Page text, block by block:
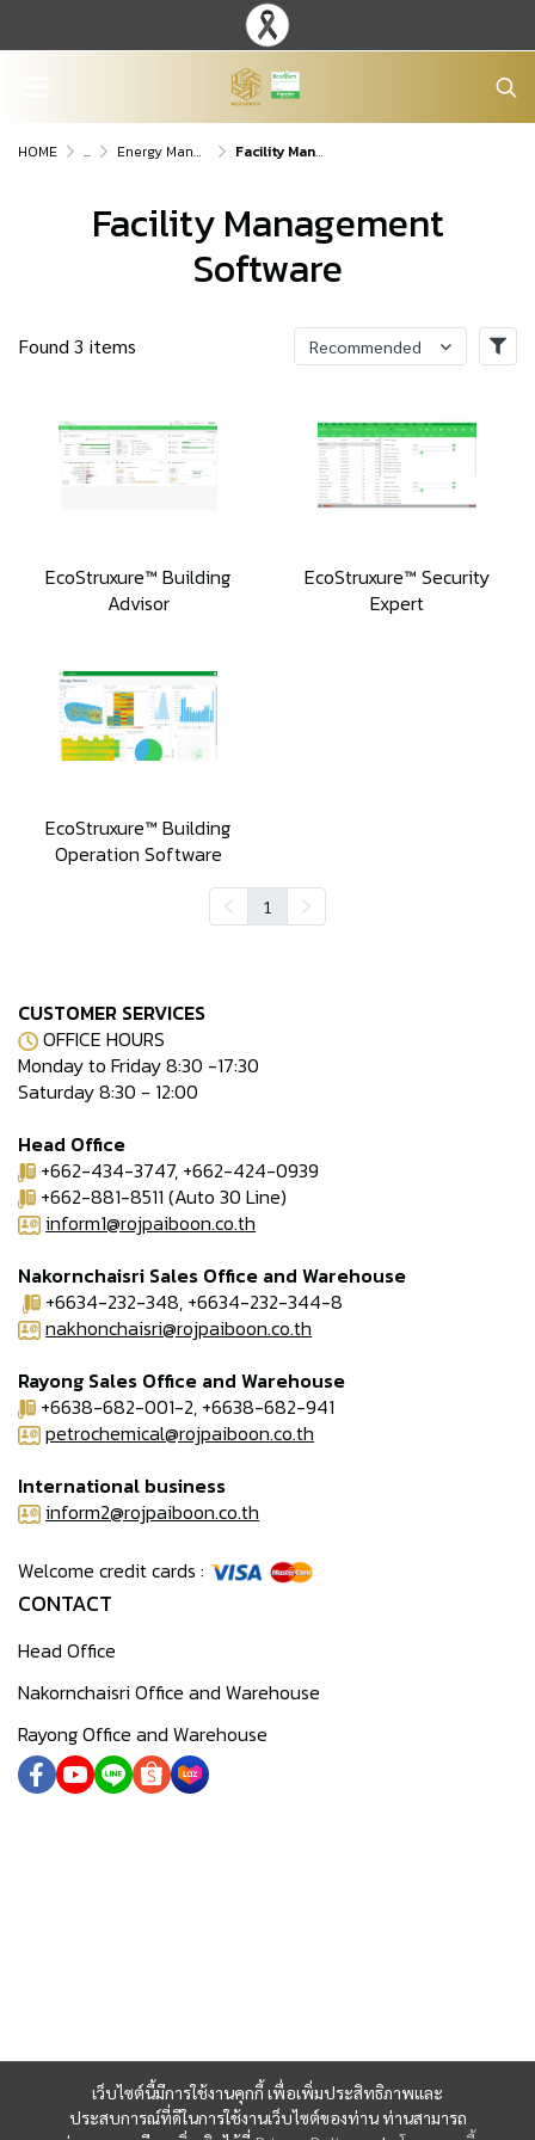
HOME ... Energy Management Software Solutions Facility Management Software
Facility Management
Software
Found 3 items Recommended
EcoStruxure™ Building
Advisor
EcoStruxure™ Security
Expert
EcoStruxure™ Building
Operation Software
1
เว็บไซต์นี้มีการใช้งานคุกกี้ เพื่อเพิ่มประสิทธิภาพและ
ประสบการณ์ที่ดีในการใช้งานเว็บไซต์ของท่าน ท่านสามารถ
CUSTOMER SERVICES
OFFICE HOURS
Monday to Friday 8:30 -17:30
Saturday 8:30 - 12:00
Head Office
+662-434-3747, +662-424-0939
+662-881-8511 (Auto 30 Line)
inform1@rojpaiboon.co.th
Nakornchaisri Sales Office and Warehouse
+6634-232-348, +6634-232-344-8
nakhonchaisri@rojpaiboon.co.th
Rayong Sales Office and Warehouse
+6638-682-001-2, +6638-682-941
petrochemical@rojpaiboon.co.th
International business
inform2@rojpaiboon.co.th
Welcome credit cards :
CONTACT
Head Office
Nakornchaisri Office and Warehouse
Rayong Office and Warehouse